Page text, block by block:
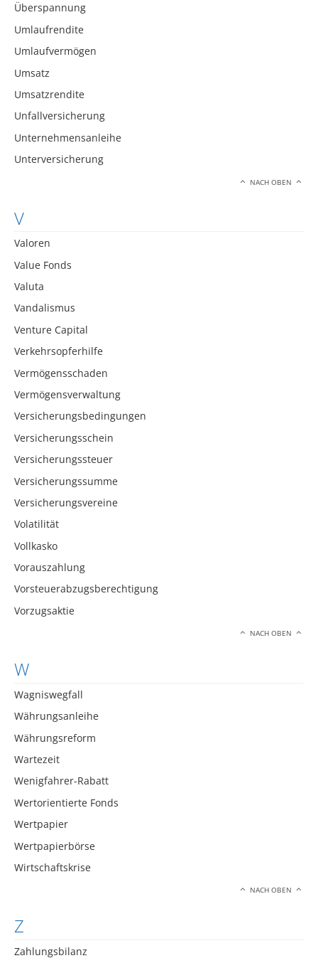
Überspannung
Umlaufrendite
Umlaufvermögen
Umsatz
Umsatzrendite
Unfallversicherung
Unternehmensanleihe
Unterversicherung
NACH OBEN
V
Valoren
Value Fonds
Valuta
Vandalismus
Venture Capital
Verkehrsopferhilfe
Vermögensschaden
Vermögensverwaltung
Versicherungsbedingungen
Versicherungsschein
Versicherungssteuer
Versicherungssumme
Versicherungsvereine
Volatilität
Vollkasko
Vorauszahlung
Vorsteuerabzugsberechtigung
Vorzugsaktie
NACH OBEN
W
Wagniswegfall
Währungsanleihe
Währungsreform
Wartezeit
Wenigfahrer-Rabatt
Wertorientierte Fonds
Wertpapier
Wertpapierbörse
Wirtschaftskrise
NACH OBEN
Z
Zahlungsbilanz